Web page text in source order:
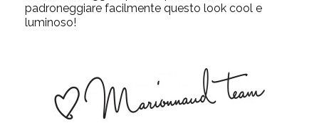
padroneggiare facilmente questo look cool e
luminoso!